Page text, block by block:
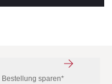
Bestellung sparen*